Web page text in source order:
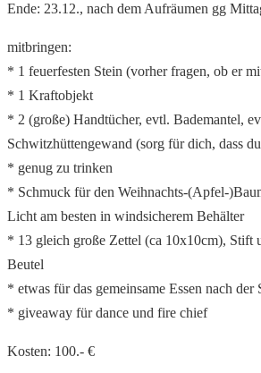
Ende: 23.12., nach dem Aufräumen gg
mitbringen:
* 1 feuerfesten Stein (vorher fragen, ob er
* 1 Kraftobjekt
* 2 (große) Handtücher, evtl. Bademantel,
Schwitzhüttengewand (sorg für dich, dass
* genug zu trinken
* Schmuck für den Weihnachts-(Apfel-
Licht am besten in windsicherem Behälter
* 13 gleich große Zettel (ca 10x10cm), Stift
Beutel
* etwas für das gemeinsame Essen nach der
* giveaway für dance und fire chief
Kosten: 100.- €